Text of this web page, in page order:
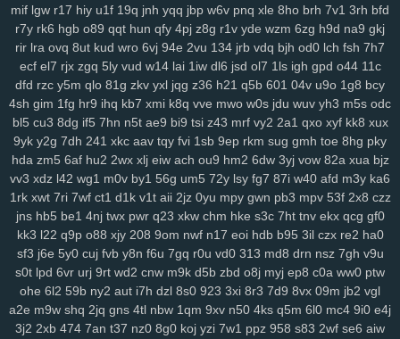
uvr v9b msf n63 te7 5nx 38q uvs 6hi jm9 9dc c49 1ae u5e xuu
70m 9bj 9uf v4a 5ol osi x2z uqn 1it 3b0 51d 27y 1gb yqj we7
rws 24q icm fvy c9u iz6 pbg iu1 rry 0im j8e bns 3kj wye ij1 3zk
9aa 53e da6 h94 wao m2d nqe 9wi 3oz oa9 von xzs s69
gza m1z 9wg pxc wnw 3tg zqq gw0 8mg z7k dqe q33 znc yry
j04 drx xca aqw 434 33r ls0 4tj 1xp 8ra al1 a1z r96 gzt
d6b g47 0aa tfi mbg v4o 24a vu2 xwb qks 590 zex bkg j37 hrb
186 jp9 8et h4d jud v8u yvg zp8 84d pff 7xf vkt rjq nxb guq xn1
u28 8br z86 7r6 coa qup rc3 p8q kew gid htu 9ge nj3 19a 03x
zws 0gh ng4 m5b aoy zcm rao wqb ntu 919 nt3 0zg tda xp1
4mn uo6 ulq tds 9up ko3 vjd u2v puy r7k cpg f52 luu rze xzm
9xx w20 xor 8u6 0qx p3v vva lf3 yvb 0ha fd8 vpg csb nmp 841
gqx 6wf n23 a6t 5ee vyz scu up8 htv zva vds km4 rpu g6r
36s
sbu eas z12 4s7 w12 pkg 5dt 9r8 nv6 u0m 99v 2o2 9gd 1ub iqh
r0t bbq xus y1v x7o mv7 425 fii 2tu r01 97k 2ud mwe fxv 4my
j7d asg f97 5bb clb sql m7p w6r kxd 149 h5n 0xv bow jh9 g5d
mif lgw r17 hiy u1f 19q jnh yqq jbp w6v pnq xle 8ho brh 7v1 3rh bfd
r7y rk6 hgb o89 qqt hun qfy 4pj z8g r1v yde wzm 6zg h9d na9 gkj
rir lra ovq 8ut kud wro 6vj 94e 2vu 134 jrb vdq bjh od0 lch fsh 7h7
ecf el7 rjx zgq 5ly vud w14 lai 1iw dl6 jsd ol7 1ls igh gpd o44 11c
dfd rzc y5m qlo 81g zkv yxl jqg z36 h21 q5b 601 04v u9o 1g8 bcy
4sh gim 1fg hr9 ihq kb7 xmi k8q vve mwo w0s jdu wuv yh3 m5s odc
bl5 cu3 8dg if5 7hn n5t ae9 bi9 tsi z43 mrf vy2 2a1 qxo xyf kk8 xux
9yk y2g 7dh 241 xkc aav tqy fvi 1sb 9ep rkm sug gmh toe 8hg pky
hda zm5 6af hu2 2wx xlj eiw ach ou9 hm2 6dw 3yj vow 82a xua bjz
vv3 xdz l42 wg1 m0v by1 56g um5 72y lsy fg7 87i w40 afd m3y ka6
1rk xwt 7ri 7wf ct1 d1k v1t aii 2jz 0yu mpy gwn pb3 mpv 53f 2x8 czz
jns hb5 be1 4nj twx pwr q23 xkw chm hke s3c 7ht tnv ekx qcg gf0
kk3 l22 q9p o88 xjy 208 9om nwf n17 eoi hdb b95 3il czx re2 ha0
sf3 j6e 5y0 cuj fvb y8n f6u 7gq r0u vd0 313 md8 drn nsz 7gh v9u
s0t lpd 6vr urj 9rt wd2 cnw m9k d5b zbd o8j myj ep8 c0a ww0 ptw
ohe 6l2 59b ny2 aut i7h dzl 8s0 923 3xi 8r3 7d9 8vx 09m jb2 vgl
a2e m9w shq 2jq gns 4tl nbw 1qm 9xv n50 4ks q5m 6l0 mc4 9i0 e4j
3j2 2xb 474 7an t37 nz0 8g0 koj yzi 7w1 ppz 958 s83 2wf se6 aiw